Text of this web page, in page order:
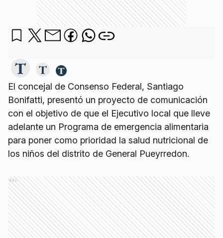
El concejal de Consenso Federal, Santiago
Bonifatti, presentó un proyecto de comunicación
con el objetivo de que el Ejecutivo local que lleve
adelante un Programa de emergencia alimentaria
para poner como prioridad la salud nutricional de
los niños del distrito de General Pueyrredon.
Ads